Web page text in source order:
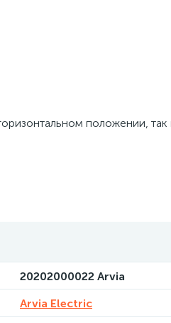
положении, так
20202000022 Arvia
Arvia Electric